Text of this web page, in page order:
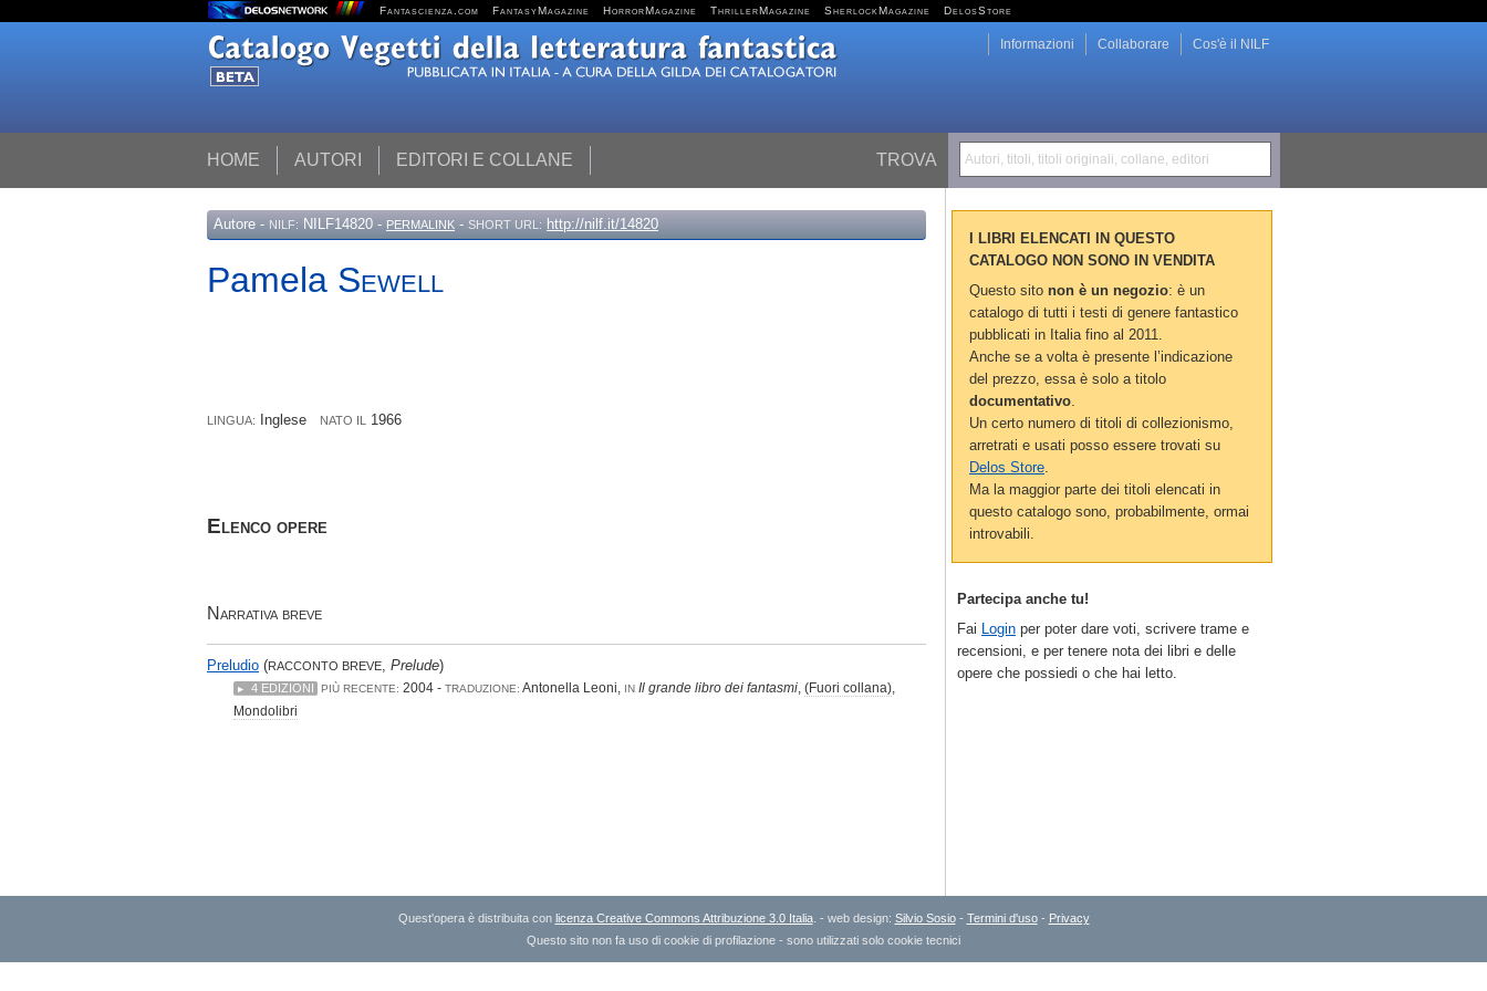
Fantascienza.com FantasyMagazine HorrorMagazine ThrillerMagazine SherlockMagazine DelosStore
TROVA Autori, titoli, titoli originali, collane, editori
HOME AUTORI EDITORI E COLLANE
Cos'è il NILF
Collaborare
Informazioni
Autore - NILF: NILF14820 - PERMALINK - SHORT URL: http://nilf.it/14820
Pamela Sewell
LINGUA: Inglese NATO IL 1966
Elenco opere
Narrativa breve
Preludio (RACCONTO BREVE, Prelude)
4 EDIZIONI PIÙ RECENTE: 2004 - TRADUZIONE: Antonella Leoni, IN Il grande libro dei fantasmi, (Fuori collana),
Mondolibri
I LIBRI ELENCATI IN QUESTO
CATALOGO NON SONO IN VENDITA
Questo sito non è un negozio: è un
catalogo di tutti i testi di genere fantastico
pubblicati in Italia fino al 2011.
Anche se a volta è presente l’indicazione
del prezzo, essa è solo a titolo
documentativo
Un certo numero di titoli di collezionismo,
arretrati e usati posso essere trovati su
Delos Store
Ma la maggior parte dei titoli elencati in
questo catalogo sono, probabilmente, ormai
introvabili.
Partecipa anche tu!
Fai Login per poter dare voti, scrivere trame e
recensioni, e per tenere nota dei libri e delle
opere che possiedi o che hai letto.
Quest'opera è distribuita con licenza Creative Commons Attribuzione 3.0 Italia. - web design: Silvio Sosio- Termini d'uso- Privacy
Questo sito non fa uso di cookie di profilazione - sono utilizzati solo cookie tecnici